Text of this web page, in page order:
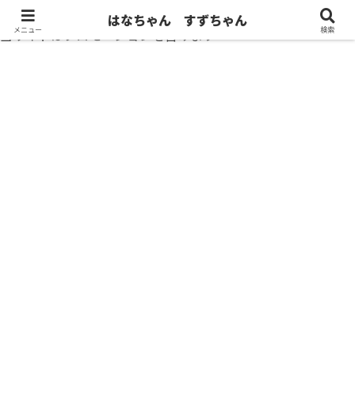
当サイトはプロモーションを含みます
メニュー
はなちゃん すずちゃん
検索